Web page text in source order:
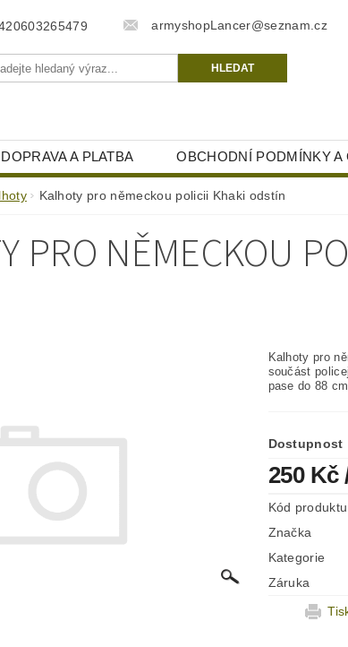
armyshopLancer@seznam.cz
DOPRAVA A PLATBA OBCHODNÍ PODMÍNKY A
Kalhoty pro německou policii Khaki odstín
PRO NĚMECKOU
Kalhoty pro
součást
pase do 88
Dostupnost
250 Kč
Kód produktu
Značka
Kategorie
Záruka